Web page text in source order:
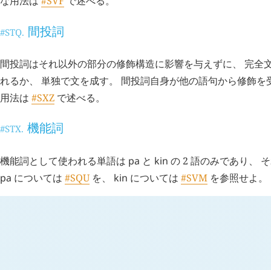
#STQ. 間投詞
間投詞はそれ以外の部分の修飾構造に影響を与えずに、 完全
れるか、 単独で文を成す。 間投詞自身が他の語句から修飾
用法は #SXZ で述べる。
#STX. 機能詞
機能詞として使われる単語は pa と kin の 2 語のみであり、
pa については #SQU を、 kin については #SVM を参照せよ。